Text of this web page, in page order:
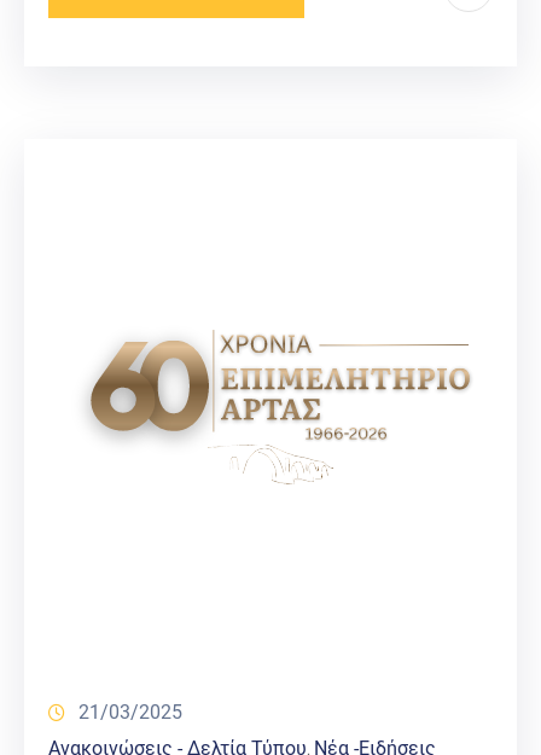
21/03/2025
Ανακοινώσεις - Δελτία Τύπου‚ Νέα -Ειδήσεις